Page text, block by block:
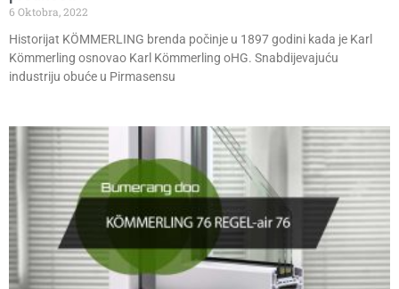
6 Oktobra, 2022
Historijat KÖMMERLING brenda počinje u 1897 godini kada je Karl
Kömmerling osnovao Karl Kömmerling oHG. Snabdijevajuću
industriju obuće u Pirmasensu